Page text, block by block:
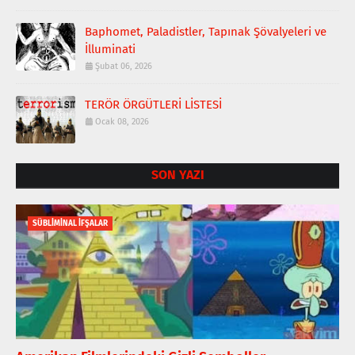
Baphomet, Paladistler, Tapınak Şövalyeleri ve
İlluminati
Şubat 06, 2026
TERÖR ÖRGÜTLERİ LİSTESİ
Ocak 08, 2026
SON YAZI
SÜBLİMİNAL İFŞALAR